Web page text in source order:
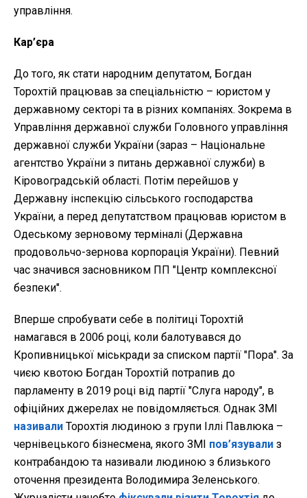
управління.
Кар’єра
До того, як стати народним депутатом, Богдан
Торохтій працював за спеціальністю – юристом у
державному секторі та в різних компаніях. Зокрема в
Управління державної служби Головного управління
державної служби України (зараз – Національне
агентство України з питань державної служби) в
Кіровоградській області. Потім перейшов у
Державну інспекцію сільського господарства
України, а перед депутатством працював юристом в
Одеському зерновому терміналі (Державна
продовольчо-зернова корпорація України). Певний
час значився засновником ПП "Центр комплексної
безпеки".
Вперше спробувати себе в політиці Торохтій
намагався в 2006 році, коли балотувався до
Кропивницької міськради за списком партії "Пора". За
чиєю квотою Богдан Торохтій потрапив до
парламенту в 2019 році від партії "Слуга народу", в
офіційних джерелах не повідомляється. Однак ЗМІ
називали Торохтія людиною з групи Іллі Павлюка –
чернівецького бізнесмена, якого ЗМІ пов’язували з
контрабандою та називали людиною з близького
оточення президента Володимира Зеленського.